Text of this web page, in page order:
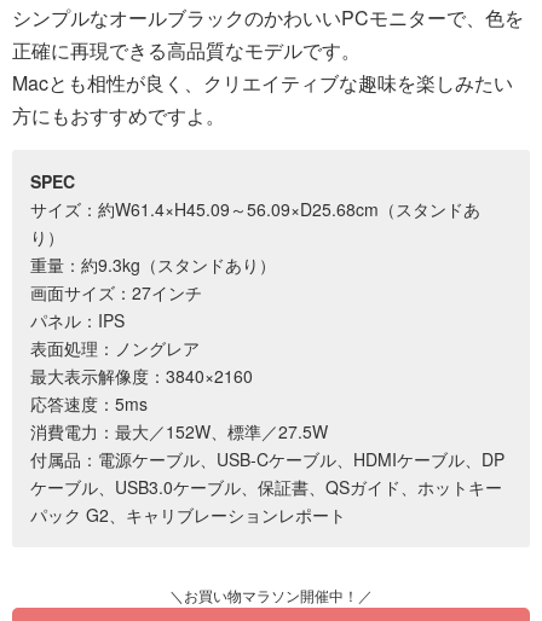
シンプルなオールブラックのかわいいPCモニターで、色を
正確に再現できる高品質なモデルです。
Macとも相性が良く、クリエイティブな趣味を楽しみたい
方にもおすすめですよ。
SPEC
サイズ：約W61.4×H45.09～56.09×D25.68cm（スタンドあ
り）
重量：約9.3kg（スタンドあり）
画面サイズ：27インチ
パネル：IPS
表面処理：ノングレア
最大表示解像度：3840×2160
応答速度：5ms
消費電力：最大／152W、標準／27.5W
付属品：電源ケーブル、USB-Cケーブル、HDMIケーブル、DP
ケーブル、USB3.0ケーブル、保証書、QSガイド、ホットキー
パック G2、キャリブレーションレポート